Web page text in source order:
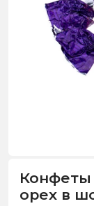
Конфеты
орех в